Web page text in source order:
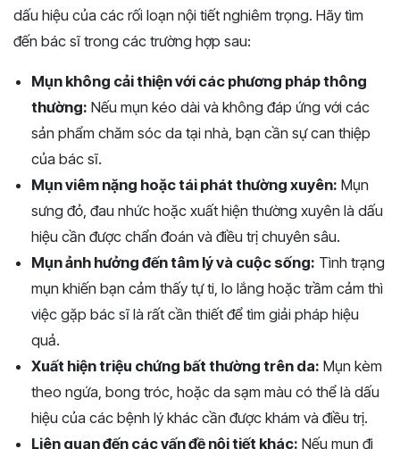
dấu hiệu của các rối loạn nội tiết nghiêm trọng. Hãy tìm
đến bác sĩ trong các trường hợp sau:
Mụn không cải thiện với các phương pháp thông
thường: Nếu mụn kéo dài và không đáp ứng với các
sản phẩm chăm sóc da tại nhà, bạn cần sự can thiệp
của bác sĩ.
Mụn viêm nặng hoặc tái phát thường xuyên: Mụn
sưng đỏ, đau nhức hoặc xuất hiện thường xuyên là dấu
hiệu cần được chẩn đoán và điều trị chuyên sâu.
Mụn ảnh hưởng đến tâm lý và cuộc sống: Tình trạng
mụn khiến bạn cảm thấy tự ti, lo lắng hoặc trầm cảm thì
việc gặp bác sĩ là rất cần thiết để tìm giải pháp hiệu
quả.
Xuất hiện triệu chứng bất thường trên da: Mụn kèm
theo ngứa, bong tróc, hoặc da sạm màu có thể là dấu
hiệu của các bệnh lý khác cần được khám và điều trị.
Liên quan đến các vấn đề nội tiết khác: Nếu mụn đi